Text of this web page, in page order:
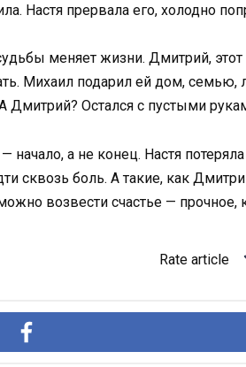
Настя прервала его, холодно
меняет жизни. Дмитрий,
Михаил подарил ей дом,
Дмитрий? Остался с пустыми
— начало, а не конец. Настя
сквозь боль. А такие, как
возвести счастье —
Rate article